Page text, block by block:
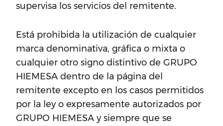
supervisa los servicios del remitente.
Está prohibida la utilización de cualquier
marca denominativa, gráfica o mixta o
cualquier otro signo distintivo de GRUPO
HIEMESA dentro de la página del
remitente excepto en los casos permitidos
por la ley o expresamente autorizados por
GRUPO HIEMESA y siempre que se